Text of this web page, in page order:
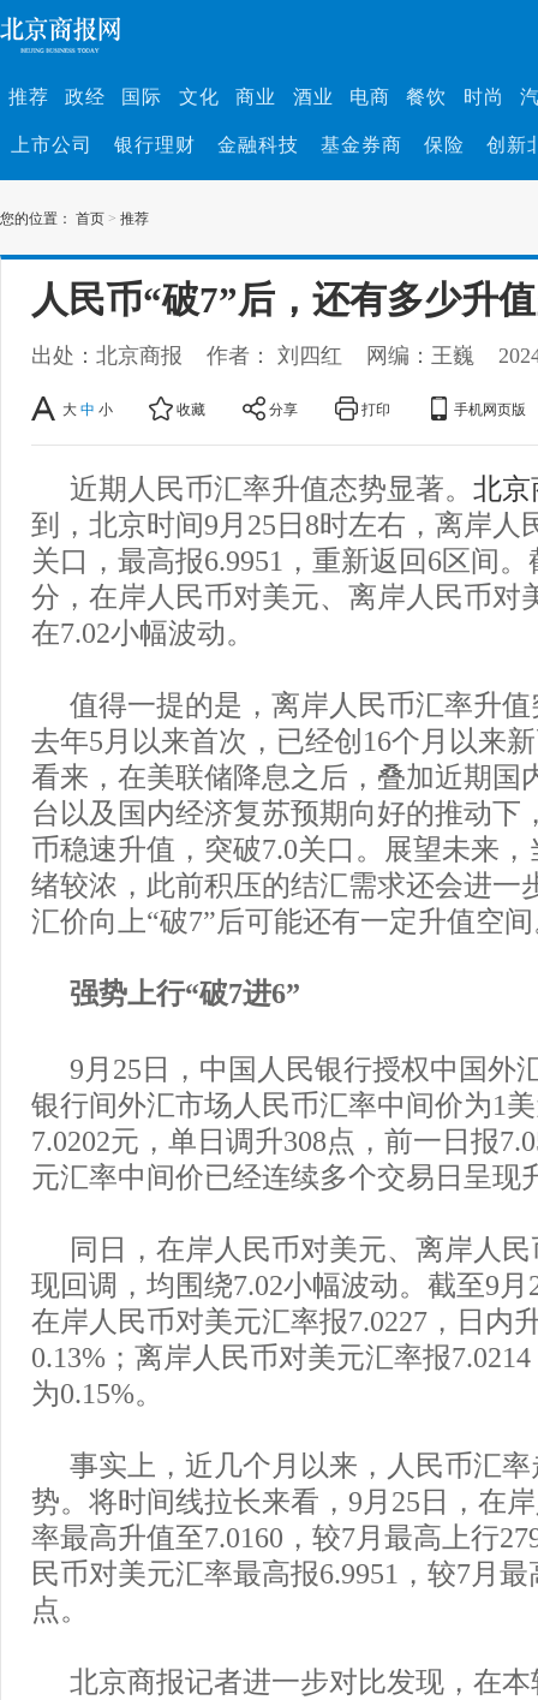
推荐 政经 国际 文化 商业 酒业 电商 餐饮 时尚
上市公司 银行理财 金融科技 基金券商 保险 创新
您的位置： 首页 > 推荐
人民币“破7”后，还有多少升
出处：北京商报 作者： 刘四红 网编：王巍
大 中 小 收藏 分享 打印 手机网页版
近期人民币汇率升值态势显著。 北京
到，北京时间9月25日8时左右，离岸人
关口，最高报6.9951，重新返回6区间。
分，在岸人民币对美元、离岸人民币对
在7.02小幅波动。
值得一提的是，离岸人民币汇率升值
去年5月以来首次，已经创16个月以来
看来，在美联储降息之后，叠加近期国
台以及国内经济复苏预期向好的推动下
币稳速升值，突破7.0关口。展望未来
绪较浓，此前积压的结汇需求还会进一
汇价向上“破7”后可能还有一定升值空
强势上行“破7进6”
9月25日，中国人民银行授权中国外
银行间外汇市场人民币汇率中间价为1
7.0202元，单日调升308点，前一日报
元汇率中间价已经连续多个交易日呈现
同日，在岸人民币对美元、离岸人
现回调，均围绕7.02小幅波动。截至9月
在岸人民币对美元汇率报7.0227，日内
0.13%；离岸人民币对美元汇率报
为0.15%。
事实上，近几个月以来，人民币汇
势。将时间线拉长来看，9月25日，在
率最高升值至7.0160，较7月最高上行
民币对美元汇率最高报6.9951，较7月最
点。
北京商报记者进一步对比发现，在